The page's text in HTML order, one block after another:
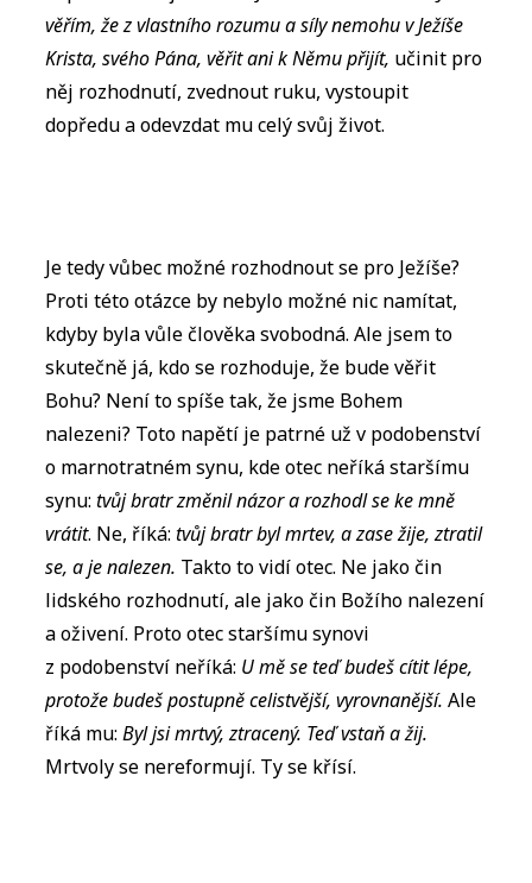
věřím, že z vlastního rozumu a síly nemohu v Ježíše
Krista, svého Pána, věřit ani k Němu přijít, učinit pro
něj rozhodnutí, zvednout ruku, vystoupit
dopředu a odevzdat mu celý svůj život.
Je tedy vůbec možné rozhodnout se pro Ježíše?
Proti této otázce by nebylo možné nic namítat,
kdyby byla vůle člověka svobodná. Ale jsem to
skutečně já, kdo se rozhoduje, že bude věřit
Bohu? Není to spíše tak, že jsme Bohem
nalezeni? Toto napětí je patrné už v podobenství
o marnotratném synu, kde otec neříká staršímu
synu:tvůj bratr změnil názor a rozhodl se ke mně
vrátit. Ne, říká:tvůj bratr byl mrtev, a zase žije, ztratil
se, a je nalezen. Takto to vidí otec. Ne jako čin
lidského rozhodnutí, ale jako čin Božího nalezení
a oživení. Proto otec staršímu synovi
z podobenství neříká: U mě se teď budeš cítit lépe,
protože budeš postupně celistvější, vyrovnanější. Ale
říká mu:Byl jsi mrtvý, ztracený. Teď vstaň a žij.
Mrtvoly se nereformují. Ty se křísí.